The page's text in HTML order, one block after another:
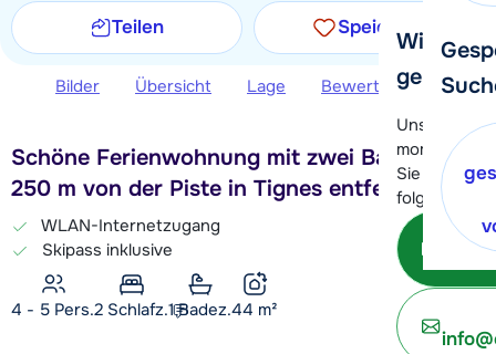
Wir
gerne
Unser
momentan
Sie können
folgenden
Teilen Speichern
Bilder Übersicht Lage Bewertungen
Schöne Ferienwohnung mit zwei Balkonen,
250 m von der Piste in Tignes entfernt
WLAN-Internetzugang
Skipass inklusive
4 - 5 Pers.2 Schlafz.1 Badez.44 m²